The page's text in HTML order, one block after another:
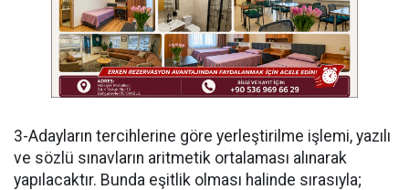
3-Adayların tercihlerine göre yerleştirilme işlemi, yazılı
ve sözlü sınavların aritmetik ortalaması alınarak
yapılacaktır. Bunda eşitlik olması halinde sırasıyla;